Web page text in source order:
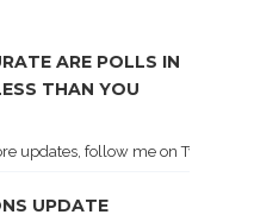
ARE POLLS IN
THAN YOU
updates, follow me on Twitter .
UPDATE